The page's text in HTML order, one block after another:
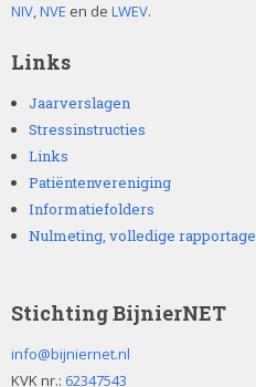
NIV,NVE en de LWEV.
Links
Jaarverslagen
Stressinstructies
Links
Patiëntenvereniging
Informatiefolders
Nulmeting, volledige rapportage
Stichting BijnierNET
info@bijniernet.nl
KVK nr.: 62347543